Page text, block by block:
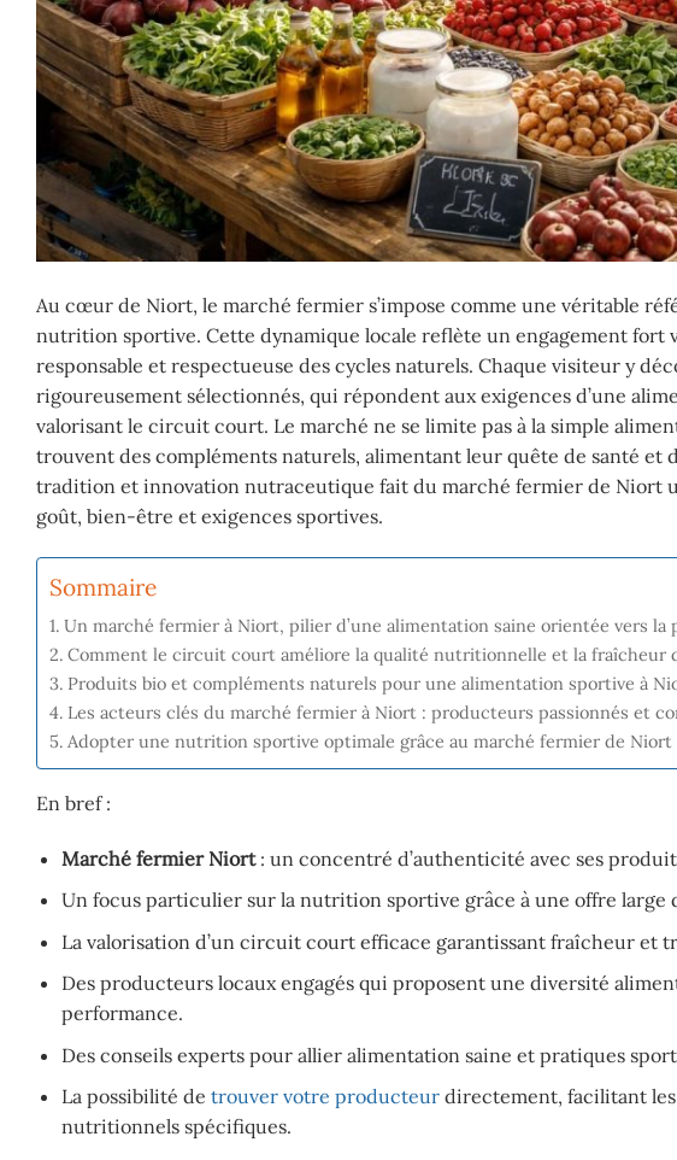
Au cœur de Niort, le marché fermier s’impose comme une véritable
nutrition sportive. Cette dynamique locale reflète un engagement fort
responsable et respectueuse des cycles naturels. Chaque visiteur y
rigoureusement sélectionnés, qui répondent aux exigences d’une
valorisant le circuit court. Le marché ne se limite pas à la simple
trouvent des compléments naturels, alimentant leur quête de santé et
tradition et innovation nutraceutique fait du marché fermier de Niort
goût, bien-être et exigences sportives.
Sommaire
Un marché fermier à Niort, pilier d’une alimentation saine orientée vers la
Comment le circuit court améliore la qualité nutritionnelle et la fraîcheur
Produits bio et compléments naturels pour une alimentation sportive à
Les acteurs clés du marché fermier à Niort : producteurs passionnés et
Adopter une nutrition sportive optimale grâce au marché fermier de Niort
En bref :
Marché fermier Niort: un concentré d’authenticité avec ses
Un focus particulier sur la nutrition sportive grâce à une offre large
La valorisation d’un circuit court efficace garantissant fraîcheur et
Des producteurs locaux engagés qui proposent une diversité
performance.
Des conseils experts pour allier alimentation saine et pratiques
La possibilité de trouver votre producteurdirectement, facilitant les
nutritionnels spécifiques.